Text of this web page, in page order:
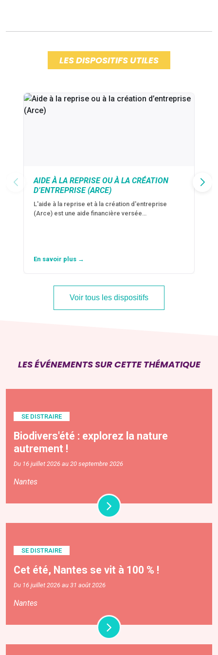
LES DISPOSITIFS UTILES
AIDE À LA REPRISE OU À LA CRÉATION
D’ENTREPRISE (ARCE)
L'aide à la reprise et à la création d'entreprise
(Arce) est une aide financière versée…
En savoir plus →
Voir tous les dispositifs
LES ÉVÉNEMENTS SUR CETTE THÉMATIQUE
SE DISTRAIRE
Biodivers'été : explorez la nature
autrement !
Du 16 juillet 2026 au 20 septembre 2026
Nantes
SE DISTRAIRE
Cet été, Nantes se vit à 100 % !
Du 16 juillet 2026 au 31 août 2026
Nantes